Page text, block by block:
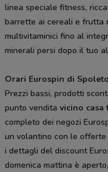
linea speciale fitness,
barrette ai cereali e frutta
multivitaminici fino al
minerali persi dopo il tuo
Orari Eurospin di Spoleto
Prezzi bassi, prodotti
punto vendita vicino casa
completo dei negozi
un volantino con le
i dettagli del discount
domenica mattina è